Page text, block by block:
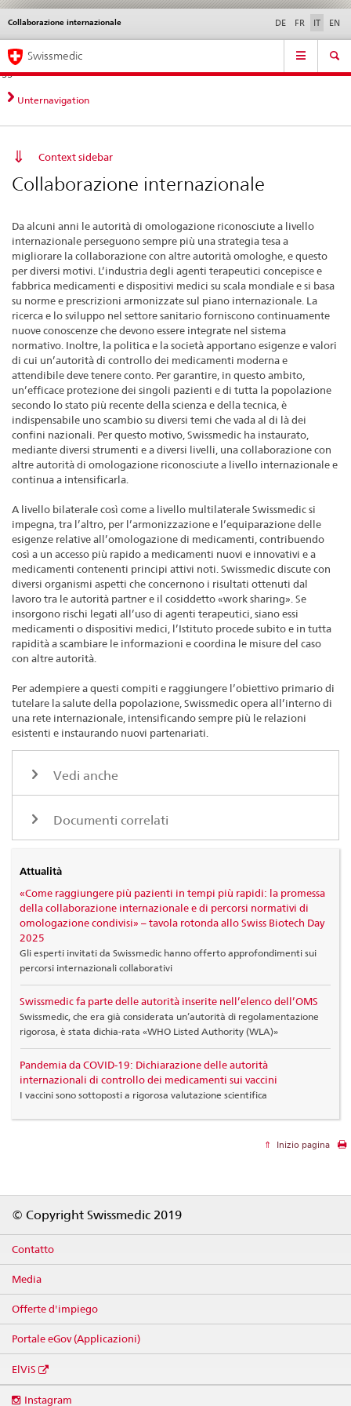
Navigazione
diretta:
novità,
aspetti
contatto
Novità &
norme
Contatto | Supporto &
aiuto
Collaborazione internazionale DE FR IT EN
Service
Navigation
Swissmedic
Unternavigation
Context sidebar
Collaborazione internazionale
Da alcuni anni le autorità di omologazione riconosciute a livello
internazionale perseguono sempre più una strategia tesa a
migliorare la collaborazione con altre autorità omologhe, e questo
per diversi motivi. L’industria degli agenti terapeutici concepisce e
fabbrica medicamenti e dispositivi medici su scala mondiale e si basa
su norme e prescrizioni armonizzate sul piano internazionale. La
ricerca e lo sviluppo nel settore sanitario forniscono continuamente
nuove conoscenze che devono essere integrate nel sistema
normativo. Inoltre, la politica e la società apportano esigenze e valori
di cui un’autorità di controllo dei medicamenti moderna e
attendibile deve tenere conto. Per garantire, in questo ambito,
un’efficace protezione dei singoli pazienti e di tutta la popolazione
secondo lo stato più recente della scienza e della tecnica, è
indispensabile uno scambio su diversi temi che vada al di là dei
confini nazionali. Per questo motivo, Swissmedic ha instaurato,
mediante diversi strumenti e a diversi livelli, una collaborazione con
altre autorità di omologazione riconosciute a livello internazionale e
continua a intensificarla.
A livello bilaterale così come a livello multilaterale Swissmedic si
impegna, tra l’altro, per l’armonizzazione e l’equiparazione delle
esigenze relative all’omologazione di medicamenti, contribuendo
così a un accesso più rapido a medicamenti nuovi e innovativi e a
medicamenti contenenti principi attivi noti. Swissmedic discute con
diversi organismi aspetti che concernono i risultati ottenuti dal
lavoro tra le autorità partner e il cosiddetto «work sharing». Se
insorgono rischi legati all’uso di agenti terapeutici, siano essi
medicamenti o dispositivi medici, l’Istituto procede subito e in tutta
rapidità a scambiare le informazioni e coordina le misure del caso
con altre autorità.
Per adempiere a questi compiti e raggiungere l’obiettivo primario di
tutelare la salute della popolazione, Swissmedic opera all’interno di
una rete internazionale, intensificando sempre più le relazioni
esistenti e instaurando nuovi partenariati.
Vedi anche
Documenti correlati
Attualità
«Come raggiungere più pazienti in tempi più rapidi: la promessa
della collaborazione internazionale e di percorsi normativi di
omologazione condivisi» – tavola rotonda allo Swiss Biotech Day
2025
Gli esperti invitati da Swissmedic hanno offerto approfondimenti sui
percorsi internazionali collaborativi
Swissmedic fa parte delle autorità inserite nell’elenco dell’OMS
Swissmedic, che era già considerata un’autorità di regolamentazione
rigorosa, è stata dichia-rata «WHO Listed Authority (WLA)»
Pandemia da COVID-19: Dichiarazione delle autorità
internazionali di controllo dei medicamenti sui vaccini
I vaccini sono sottoposti a rigorosa valutazione scientifica
Inizio pagina
© Copyright Swissmedic 2019
Contatto
Media
Offerte d'impiego
Portale eGov (Applicazioni)
ElViS
Instagram